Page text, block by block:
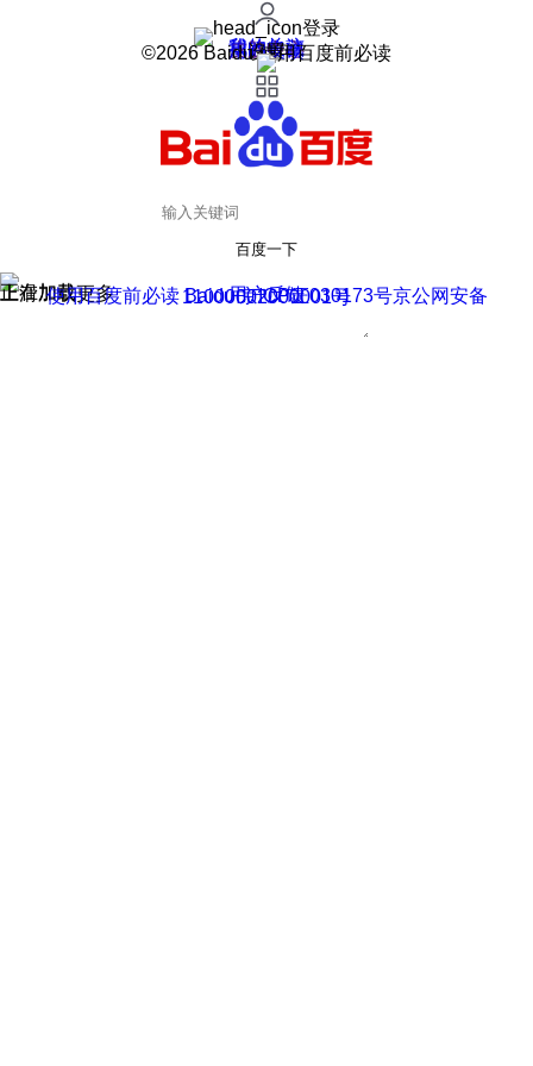
登录
我的关注
我的收藏
皮肤中心
用户反馈
设置
©2026 Baidu 使用百度前必读
百度一下
正在加载
上滑加载更多 用户反馈
使用百度前必读 Baidu 京ICP证030173号
京公网安备11000002000001号